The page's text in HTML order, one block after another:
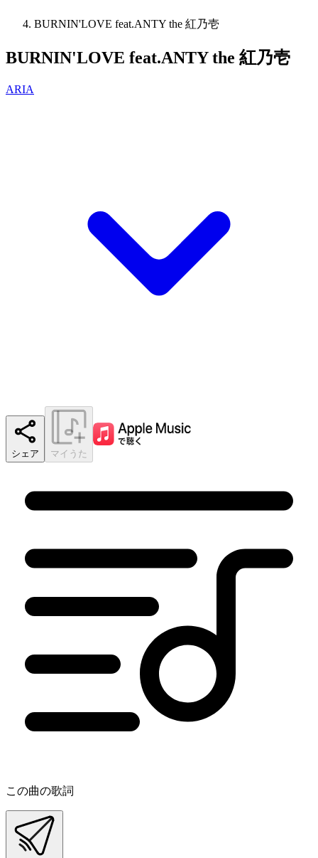
BURNIN'LOVE feat.ANTY the 紅乃壱
BURNIN'LOVE feat.ANTY the 紅乃壱
ARIA
シェア マイうた
この曲の歌詞